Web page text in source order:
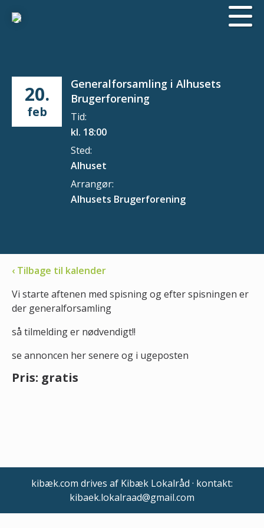
20.
feb
Generalforsamling i Alhusets
Brugerforening
Tid:
kl. 18:00
Sted:
Alhuset
Arrangør:
Alhusets Brugerforening
‹ Tilbage til kalender
Vi starte aftenen med spisning og efter spisningen er
der generalforsamling
så tilmelding er nødvendigt!!
se annoncen her senere og i ugeposten
Pris: gratis
kibæk.com drives af Kibæk Lokalråd · kontakt:
kibaek.lokalraad@gmail.com